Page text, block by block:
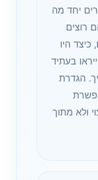
יחד מה
רוצים
כיצד היו
בעתיד
הגדרת
ולא מתוך